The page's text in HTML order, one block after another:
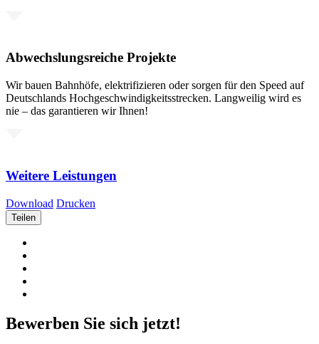
Abwechslungsreiche Projekte
Wir bauen Bahnhöfe, elektrifizieren oder sorgen für den Speed auf
Deutschlands Hochgeschwindigkeitsstrecken. Langweilig wird es
nie – das garantieren wir Ihnen!
Weitere Leistungen
Download Drucken
Teilen
Bewerben Sie sich jetzt!